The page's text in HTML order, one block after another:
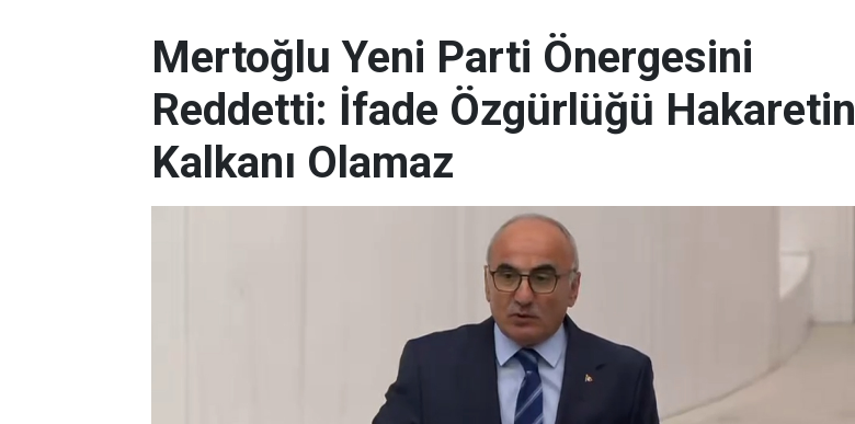
Mertoğlu Yeni Parti Önergesini
Reddetti: İfade Özgürlüğü Hakaretin
Kalkanı Olamaz